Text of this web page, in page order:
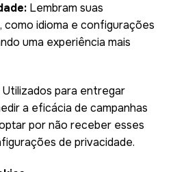
Lembram suas
idioma e configurações
uma experiência mais
Utilizados para entregar
a eficácia de campanhas
por não receber esses
de privacidade.